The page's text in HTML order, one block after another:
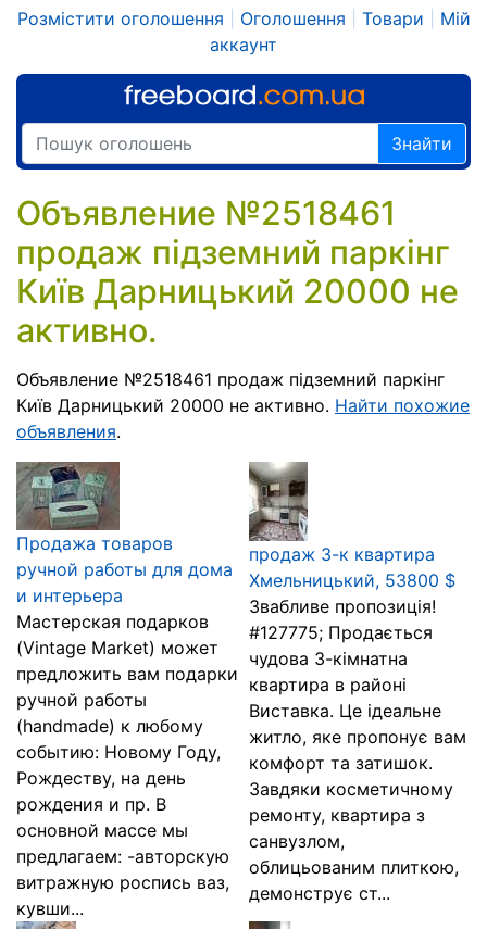
Розмістити оголошення Оголошення Товари
Мій
аккаунт
Знайти
Объявление №2518461
продаж підземний паркінг
Київ Дарницький 20000 не
активно.
Объявление №2518461 продаж підземний паркінг
Київ Дарницький 20000 не активно. Найти похожие
объявления.
Продажа товаров
ручной работы для дома
и интерьера
Мастерская подарков
(Vintage Market) может
предложить вам подарки
ручной работы
(handmade) к любому
событию: Новому Году,
Рождеству, на день
рождения и пр. В
основной массе мы
предлагаем: -авторскую
витражную роспись ваз,
кувши...
продаж 3-к квартира
Хмельницький, 53800 $
Звабливе пропозиція!
#127775; Продається
чудова 3-кімнатна
квартира в районі
Виставка. Це ідеальне
житло, яке пропонує вам
комфорт та затишок.
Завдяки косметичному
ремонту, квартира з
санвузлом,
облицьованим плиткою,
демонструє ст...